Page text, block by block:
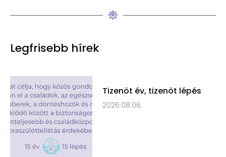
Legfrisebb hírek
Tizenöt év, tizenöt lépés
2026.08.06.